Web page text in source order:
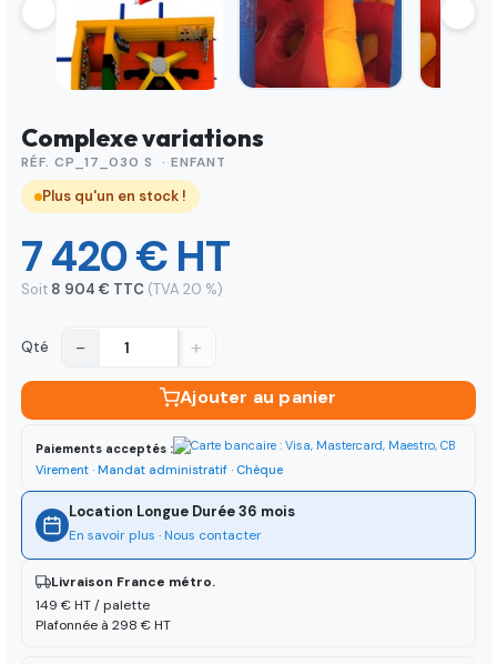
Complexe variations
RÉF. CP_17_030 S · ENFANT
Plus qu'un en stock !
7 420 € HT
Soit 8 904 € TTC (TVA 20 %)
Qté − +
Ajouter au panier
Paiements acceptés :
Virement · Mandat administratif · Chèque
Location Longue Durée 36 mois
En savoir plus · Nous contacter
Livraison France métro.
149 € HT / palette
Plafonnée à 298 € HT